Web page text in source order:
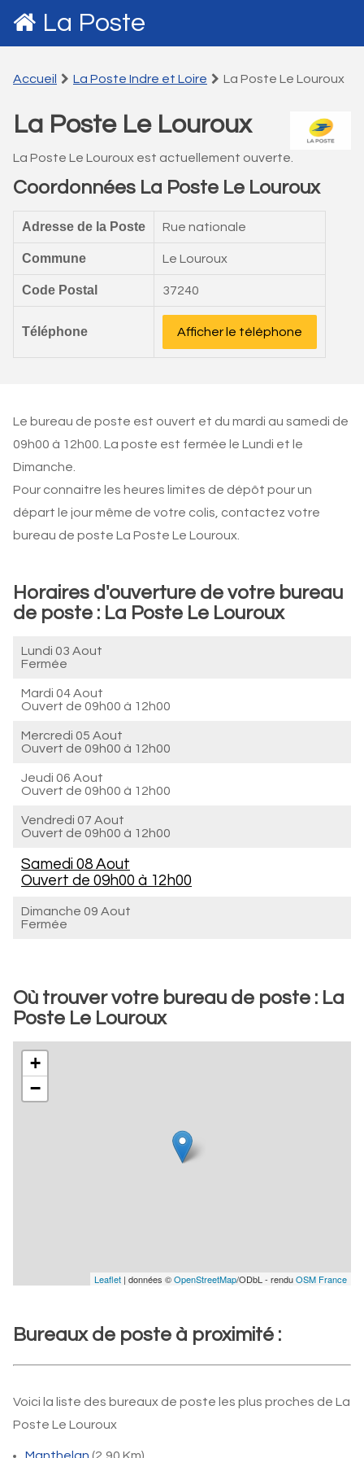
La Poste
Accueil La Poste Indre et Loire La Poste Le Louroux
La Poste Le Louroux
La Poste Le Louroux est actuellement ouverte.
Coordonnées La Poste Le Louroux
Adresse de la Poste Rue nationale
Commune Le Louroux
Code Postal 37240
Téléphone Afficher le téléphone
Le bureau de poste est ouvert et du mardi au samedi de
09h00 à 12h00. La poste est fermée le Lundi et le
Dimanche.
Pour connaitre les heures limites de dépôt pour un
départ le jour même de votre colis, contactez votre
bureau de poste La Poste Le Louroux.
Horaires d'ouverture de votre bureau
de poste : La Poste Le Louroux
Lundi 03 Aout
Fermée
Mardi 04 Aout
Ouvert de 09h00 à 12h00
Mercredi 05 Aout
Ouvert de 09h00 à 12h00
Jeudi 06 Aout
Ouvert de 09h00 à 12h00
Vendredi 07 Aout
Ouvert de 09h00 à 12h00
Samedi 08 Aout
Ouvert de 09h00 à 12h00
Dimanche 09 Aout
Fermée
Où trouver votre bureau de poste : La
Poste Le Louroux
+
−
Leaflet | données ©OpenStreetMap/ODbL - renduOSM France
Bureaux de poste à proximité :
Voici la liste des bureaux de poste les plus proches de La
Poste Le Louroux